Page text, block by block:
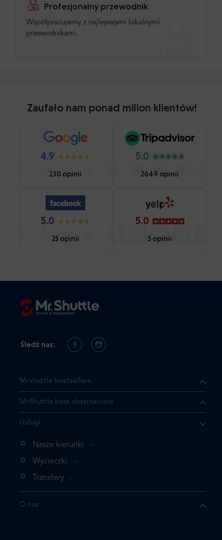
Profesjonalny przewodnik
Współpracujemy z najlepszymi lokalnymi
przewodnikami.
Zaufało nam ponad milion klientów!
4.9
130 opinii
5.0
2649 opinii
5.0
25 opinii
5.0
5 opinii
którego szukasz jest już
nie chcesz dodawać go
Mrshuttle bestsellers
MrShuttle best destinations
Usługi
Nasze kierunki
Wycieczki
Transfery
O nas
Śledź nas: